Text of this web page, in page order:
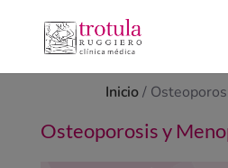
Inicio/
Osteoporosis y